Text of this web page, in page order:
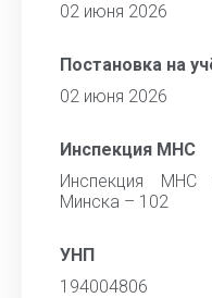
02 июня 2026
Постановка на
02 июня 2026
Инспекция МНС
Инспекция МНС
Минска – 102
УНП
194004806